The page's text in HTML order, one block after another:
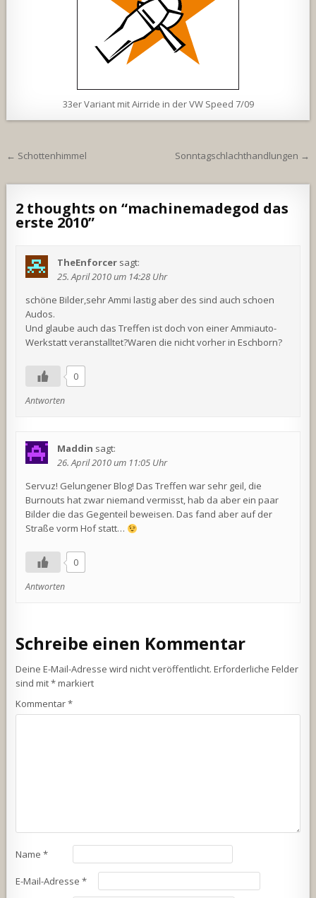
33er Variant mit Airride in der VW Speed 7/09
Beitragsnavigation
← Schottenhimmel Sonntagschlachthandlungen →
2 thoughts on “machinemadegod das
erste 2010”
TheEnforcer sagt:
25. April 2010 um 14:28 Uhr
schöne Bilder,sehr Ammi lastig aber des sind auch schoen
Audos.
Und glaube auch das Treffen ist doch von einer Ammiauto-
Werkstatt veranstalltet?Waren die nicht vorher in Eschborn?
0
Antworten
Maddin sagt:
26. April 2010 um 11:05 Uhr
Servuz! Gelungener Blog! Das Treffen war sehr geil, die
Burnouts hat zwar niemand vermisst, hab da aber ein paar
Bilder die das Gegenteil beweisen. Das fand aber auf der
Straße vorm Hof statt…
0
Antworten
Schreibe einen Kommentar
Deine E-Mail-Adresse wird nicht veröffentlicht. Erforderliche Felder
sind mit*markiert
Kommentar*
Name*
E-Mail-Adresse*